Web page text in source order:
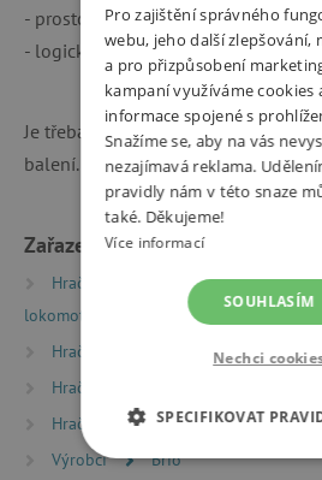
- prostorovou orientaci
- logické myšlení
Je třeba zakoupit 4x baterie AA,
balení.
Zařazeno v kategoriích
Hračky dle typu Dřevěné
lokomotivy
Hračky dle věku
Hry a hračky
Hračky dle věku
Hračky dle věku
Hry a hračky
Výrobci
Brio
Pro zajištění správného
webu, jeho další zlepšování,
a pro přizpůsobení
kampaní využíváme cookies
informace spojené s
Snažíme se, aby na vás
nezajímavá reklama.
pravidly nám v této snaze
také. Děkujeme!
Více informací
SOUHLASÍM
Nechci
SPECIFIKOVAT
NEZBYTNĚ NUTNÉ